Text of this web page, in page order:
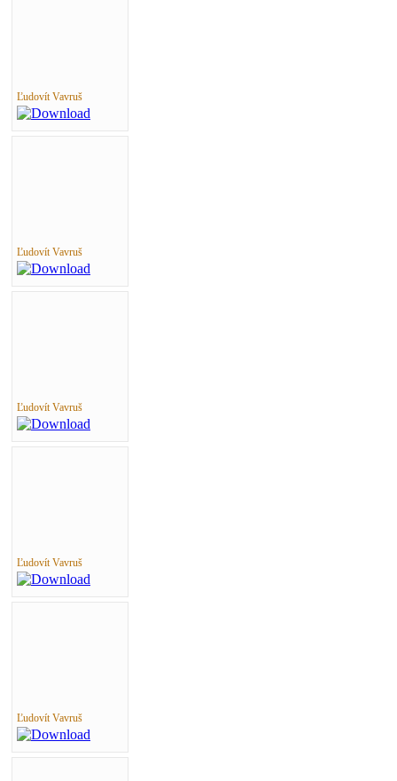
Ľudovít Vavruš
Ľudovít Vavruš
Ľudovít Vavruš
Ľudovít Vavruš
Ľudovít Vavruš